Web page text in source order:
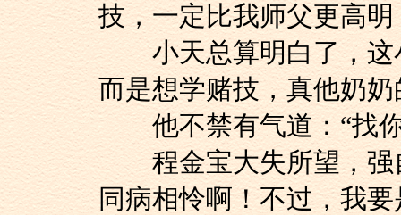
技，一定比我师父更高
小天总算明白了，这
而是想学赌技，真他奶
他不禁有气道：“找你
程金宝大失所望，强
同病相怜啊！不过，我